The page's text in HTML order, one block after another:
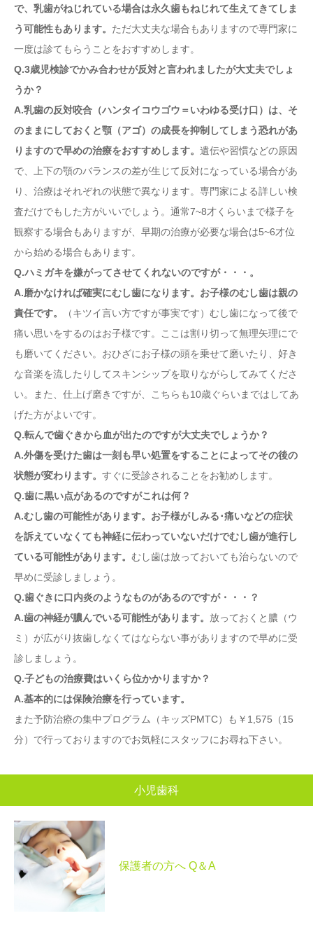
で、乳歯がねじれている場合は永久歯もねじれて生えてきてしま
う可能性もあります。 ただ大丈夫な場合もありますので専門家に
一度は診てもらうことをおすすめします。
Q.3歳児検診でかみ合わせが反対と言われましたが大丈夫でしょ
うか？
A.乳歯の反対咬合（ハンタイコウゴウ＝いわゆる受け口）は、そ
のままにしておくと顎（アゴ）の成長を抑制してしまう恐れがあ
りますので早めの治療をおすすめします。 遺伝や習慣などの原因
で、上下の顎のバランスの差が生じて反対になっている場合があ
り、治療はそれぞれの状態で異なります。専門家による詳しい検
査だけでもした方がいいでしょう。通常7~8才くらいまで様子を
観察する場合もありますが、早期の治療が必要な場合は5~6才位
から始める場合もあります。
Q.ハミガキを嫌がってさせてくれないのですが・・・。
A.磨かなければ確実にむし歯になります。お子様のむし歯は親の
責任です。
（キツイ言い方ですが事実です）むし歯になって後で
痛い思いをするのはお子様です。ここは割り切って無理矢理にで
も磨いてください。おひざにお子様の頭を乗せて磨いたり、好き
な音楽を流したりしてスキンシップを取りながらしてみてくださ
い。また、仕上げ磨きですが、こちらも10歳ぐらいまではしてあ
げた方がよいです。
Q.転んで歯ぐきから血が出たのですが大丈夫でしょうか？
A.外傷を受けた歯は一刻も早い処置をすることによってその後の
状態が変わります。 すぐに受診されることをお勧めします。
Q.歯に黒い点があるのですがこれは何？
A.むし歯の可能性があります。お子様がしみる･痛いなどの症状
を訴えていなくても神経に伝わっていないだけでむし歯が進行し
ている可能性があります。 むし歯は放っておいても治らないので
早めに受診しましょう。
Q.歯ぐきに口内炎のようなものがあるのですが・・・？
A.歯の神経が膿んでいる可能性があります。 放っておくと膿（ウ
ミ）が広がり抜歯しなくてはならない事がありますので早めに受
診しましょう。
Q.子どもの治療費はいくら位かかりますか？
A.基本的には保険治療を行っています。
また予防治療の集中プログラム（キッズPMTC）も￥1,575（15
分）で行っておりますのでお気軽にスタッフにお尋ね下さい。
小児歯科
保護者の方へ Q＆A